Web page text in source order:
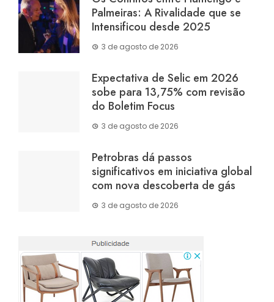
Palmeiras: A Rivalidade que se
Intensificou desde 2025
3 de agosto de 2026
Expectativa de Selic em 2026
sobe para 13,75% com revisão
do Boletim Focus
3 de agosto de 2026
Petrobras dá passos
significativos em iniciativa global
com nova descoberta de gás
3 de agosto de 2026